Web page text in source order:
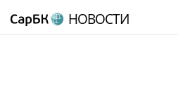
НОВОСТИ